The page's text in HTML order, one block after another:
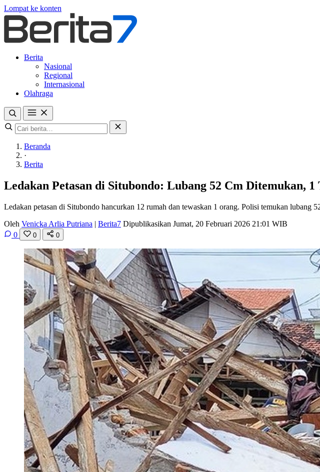
Lompat ke konten
Berita
Nasional
Regional
Internasional
Olahraga
Beranda
·
Berita
Ledakan Petasan di Situbondo: Lubang 52 Cm Ditemukan, 1
Ledakan petasan di Situbondo hancurkan 12 rumah dan tewaskan 1 orang. Polisi temukan lubang
Oleh Venicka Arlia Putriana | Berita7 Dipublikasikan Jumat, 20 Februari 2026 21:01 WIB
0
0 0